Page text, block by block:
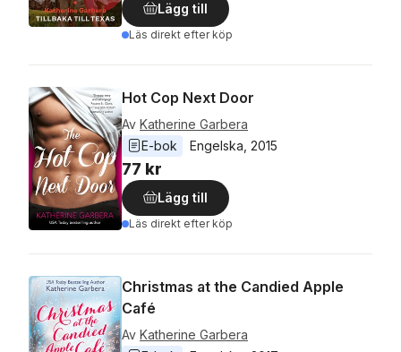
Lägg till
Läs direkt efter köp
Hot Cop Next Door
Av Katherine Garbera
E-bok
Engelska 2015
77 kr
Lägg till
Läs direkt efter köp
Christmas at the Candied Apple
Café
Av Katherine Garbera